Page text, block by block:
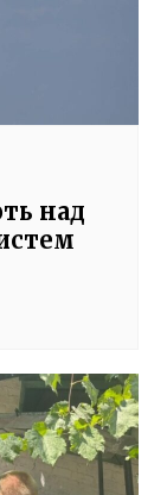
над